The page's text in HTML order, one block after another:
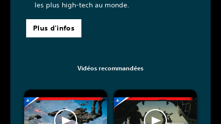
les plus high-tech au monde.
Plus d'infos
Vidéos recommandées